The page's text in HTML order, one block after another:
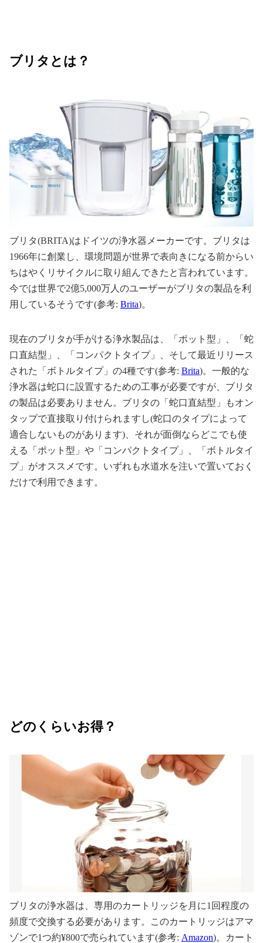
ブリタとは？
ブリタ(BRITA)はドイツの浄水器メーカーです。ブリタは
1966年に創業し、環境問題が世界で表向きになる前からい
ちはやくリサイクルに取り組んできたと言われています。
今では世界で2億5,000万人のユーザーがブリタの製品を利
用しているそうです(参考: Brita)。
現在のブリタが手がける浄水製品は、「ポット型」、「蛇
口直結型」、「コンパクトタイプ」、そして最近リリース
された「ボトルタイプ」の4種です(参考: Brita)。一般的な
浄水器は蛇口に設置するための工事が必要ですが、ブリタ
の製品は必要ありません。ブリタの「蛇口直結型」もオン
タップで直接取り付けられますし(蛇口のタイプによって
適合しないものがあります)、それが面倒ならどこでも使
える「ポット型」や「コンパクトタイプ」、「ボトルタイ
プ」がオススメです。いずれも水道水を注いで置いておく
だけで利用できます。
どのくらいお得？
ブリタの浄水器は、専用のカートリッジを月に1回程度の
頻度で交換する必要があります。このカートリッジはアマ
ゾンで1つ約¥800で売られています(参考: Amazon)。カート